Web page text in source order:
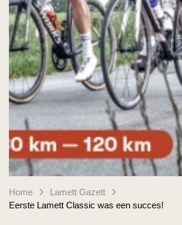
Home
Lamett Gazett
Eerste Lamett Classic was een succes!